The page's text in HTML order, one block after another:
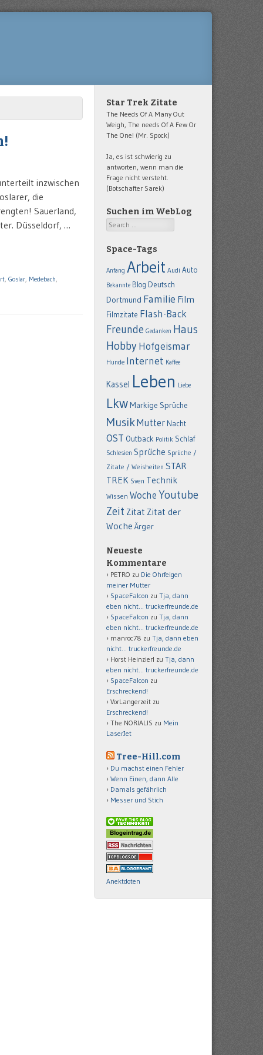
inzwischen
die
Sauerland,
Düsseldorf, …
, Goslar, Medebach,
Star Trek Zitate
The Needs Of A Many Out
Weigh, The needs Of A Few Or
The One! (Mr. Spock)
Ja, es ist schwierig zu
antworten, wenn man die
Frage nicht versteht.
(Botschafter Sarek)
Suchen im WebLog
Search
Space-Tags
Anfang Arbeit Audi Auto
Bekannte Blog Deutsch
Dortmund Familie Film
Filmzitate Flash-Back
Freunde Gedanken Haus
HobbyHofgeismar
Hunde Internet Kaffee
Kassel Leben Liebe
LkwMarkige Sprüche
MusikMutter Nacht
OST Outback Politik Schlaf
Schlesien Sprüche Sprüche /
Zitate / Weisheiten STAR
TREK Sven Technik
Wissen Woche Youtube
Zeit Zitat Zitat der
Woche Ärger
Neueste
Kommentare
PETRO zu Die Ohrfeigen
meiner Mutter
SpaceFalcon zu Tja, dann
eben nicht… truckerfreunde.de
SpaceFalcon zu Tja, dann
eben nicht… truckerfreunde.de
manroc78 zu Tja, dann eben
nicht… truckerfreunde.de
Horst Heinzierl zu Tja, dann
eben nicht… truckerfreunde.de
SpaceFalcon zu
Erschreckend!
VorLangerzeit zu
Erschreckend!
The NORIALIS zu Mein
LaserJet
Tree-Hill.com
Du machst einen Fehler
Wenn Einen, dann Alle
Damals gefährlich
Messer und Stich
Anektdoten